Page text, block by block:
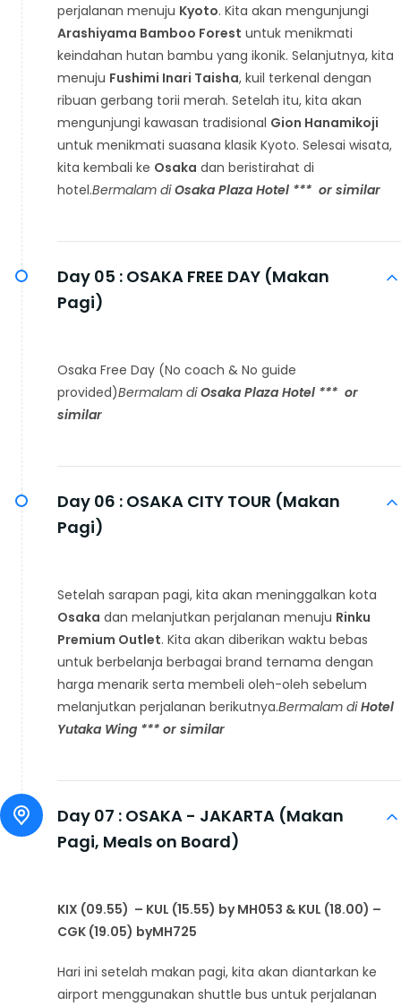
perjalanan menuju Kyoto. Kita akan mengunjungi
Arashiyama Bamboo Forest untuk menikmati
keindahan hutan bambu yang ikonik. Selanjutnya, kita
menuju Fushimi Inari Taisha, kuil terkenal dengan
ribuan gerbang torii merah. Setelah itu, kita akan
mengunjungi kawasan tradisional Gion Hanamikoji
untuk menikmati suasana klasik Kyoto. Selesai wisata,
kita kembali ke Osaka dan beristirahat di
hotel.Bermalam diOsaka Plaza Hotel *** or similar
Day 05 : OSAKA FREE DAY (Makan
Pagi)
Osaka Free Day (No coach & No guide
provided)Bermalam diOsaka Plaza Hotel *** or
similar
Day 06 : OSAKA CITY TOUR (Makan
Pagi)
Setelah sarapan pagi, kita akan meninggalkan kota
Osaka dan melanjutkan perjalanan menuju Rinku
Premium Outlet. Kita akan diberikan waktu bebas
untuk berbelanja berbagai brand ternama dengan
harga menarik serta membeli oleh-oleh sebelum
melanjutkan perjalanan berikutnya.Bermalam diHotel
Yutaka Wing *** or similar
Day 07 : OSAKA - JAKARTA (Makan
Pagi, Meals on Board)
KIX (09.55) – KUL (15.55) by MH053 & KUL (18.00) –
CGK (19.05) byMH725
Hari ini setelah makan pagi, kita akan diantarkan ke
airport menggunakan shuttle bus untuk perjalanan